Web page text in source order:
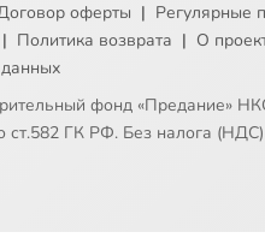
оферты | Регулярные
| Политика возврата | О
фонд «Предание»
ст.582 ГК РФ. Без налога (НДС)